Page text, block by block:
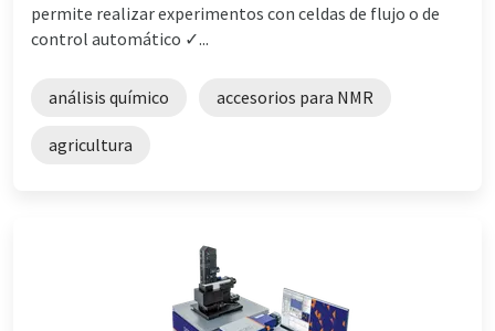
permite realizar experimentos con celdas de flujo o de
control automático ✓...
análisis químico accesorios para NMR
agricultura